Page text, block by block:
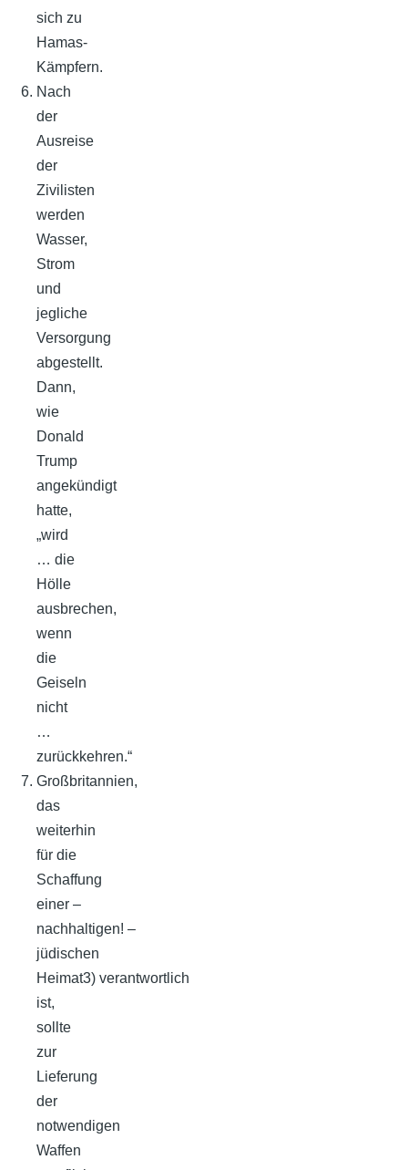
sich zu
Hamas-
Kämpfern.
Nach
der
Ausreise
der
Zivilisten
werden
Wasser,
Strom
und
jegliche
Versorgung
abgestellt.
Dann,
wie
Donald
Trump
angekündigt
hatte,
„wird
… die
Hölle
ausbrechen,
wenn
die
Geiseln
nicht
…
zurückkehren.“
Großbritannien,
das
weiterhin
für die
Schaffung
einer –
nachhaltigen! –
jüdischen
Heimat3) verantwortlich
ist,
sollte
zur
Lieferung
der
notwendigen
Waffen